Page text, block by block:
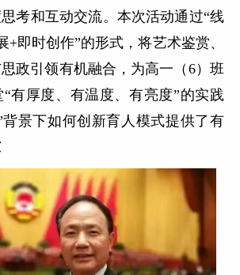
考和互动交流。本次活动通过“线
+即时创作”的形式，将艺术鉴赏、
政引领有机融合，为高一（6）班
有厚度、有温度、有亮度”的实践
背景下如何创新育人模式提供了有